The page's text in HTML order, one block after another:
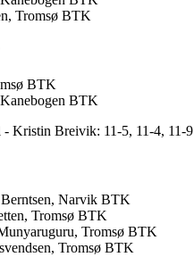
Tromsø BTK
BTK
BTK
Kristin Breivik: 11-5, 11-4, 11-9
Narvik BTK
Tromsø BTK
Tromsø BTK
Tromsø BTK